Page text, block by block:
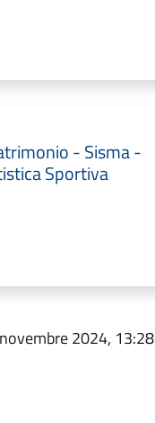
- Sisma -
Sportiva
2024, 13:28